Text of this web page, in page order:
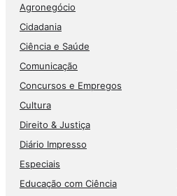
Agronegócio
Cidadania
Ciência e Saúde
Comunicação
Concursos e Empregos
Cultura
Direito & Justiça
Diário Impresso
Especiais
Educação com Ciência